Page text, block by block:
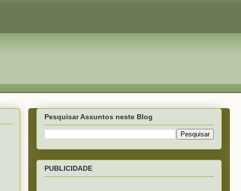
Pesquisar Assuntos neste Blog
PUBLICIDADE